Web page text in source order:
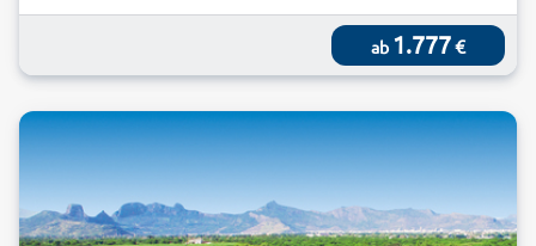
ab 1.777€